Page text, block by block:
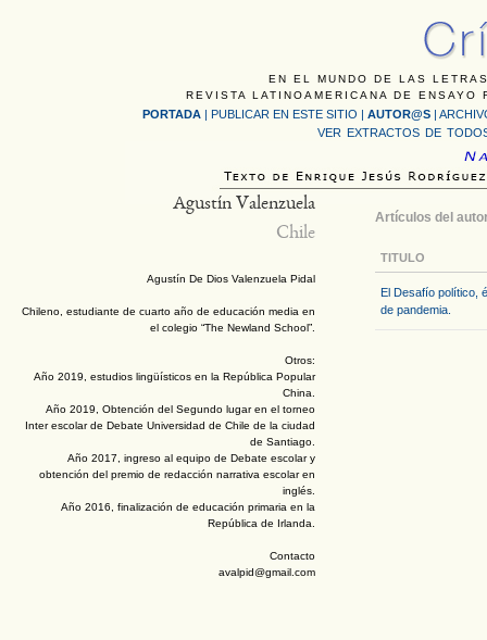
EN EL MUNDO DE LAS
REVISTA LATINOAMERICANA DE
PORTADA | PUBLICAR EN ESTE SITIO | AUTOR@S |
VER EXTRACTOS DE
Agustín Valenzuela
Chile
Agustín De Dios Valenzuela Pidal
Chileno, estudiante de cuarto año de educación media en
el colegio “The Newland School”.
Otros:
Año 2019, estudios lingüísticos en la República Popular
China.
Año 2019, Obtención del Segundo lugar en el torneo
Inter escolar de Debate Universidad de Chile de la ciudad
de Santiago.
Año 2017, ingreso al equipo de Debate escolar y
obtención del premio de redacción narrativa escolar en
inglés.
Año 2016, finalización de educación primaria en la
República de Irlanda.
Contacto
avalpid@gmail.com
Artículos del
TITULO
El Desafío político,
de pandemia.